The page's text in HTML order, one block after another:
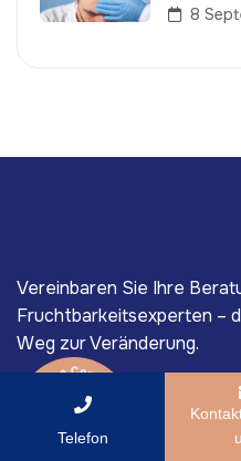
8
Vereinbaren Sie Ihre
Fruchtbarkeitsexperten –
Weg zur Veränderung.
Telefon